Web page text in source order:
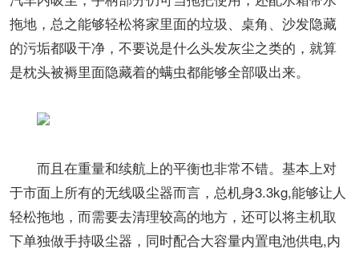
拖地，总之能够轻松将家里面的垃圾、桌角、沙发隐藏
的污垢都吸干净，不要说是什么头发灰尘之类的，就算
是枕头被褥里面隐藏着的螨虫都能够全部吸出来。
而且在重量和续航上的平衡也非常不错。基本上对
于市面上所有的无线吸尘器而言，总机身3.3kg,能够让人
轻松拖地，而需要去清理较高的地方，还可以将主机取
下单独做手持吸尘器，同时配合大容量内置电池供电,内